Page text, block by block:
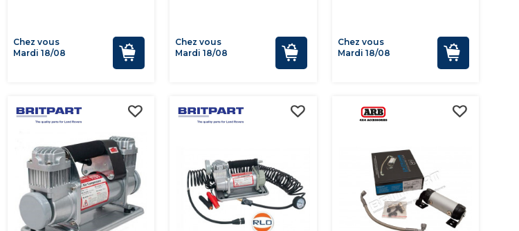
Chez vous
Mardi 18/08
Chez vous
Mardi 18/08
Chez vous
Mardi 18/08